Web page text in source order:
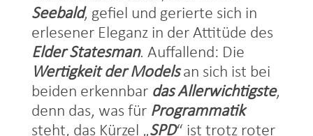
Seebald, gefiel und gerierte sich in
erlesener Eleganz in der Attitüde des
Elder Statesman. Auffallend: Die
Wertigkeit der Modelsan sich ist bei
beiden erkennbar das Allerwichtigste,
denn das, was für Programmatik
steht, das Kürzel „SPD“ ist trotz roter